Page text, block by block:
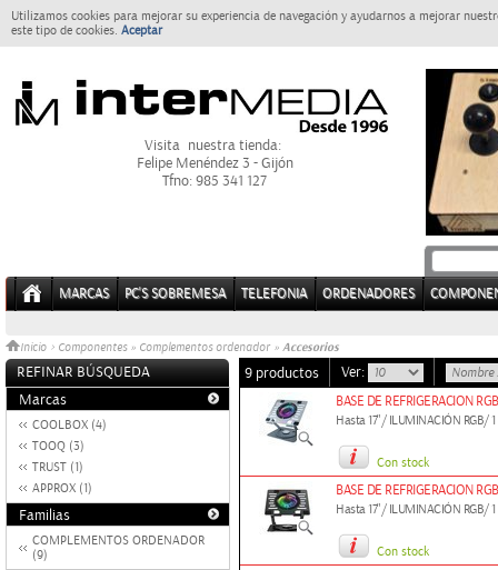
Utilizamos cookies para mejorar su experiencia de navegación y ayudarnos a mejorar
este tipo de cookies. Aceptar
Visita nuestra tienda:
Felipe Menéndez 3 - Gijón
Tfno: 985 341 127
MARCAS PC'S SOBREMESA TELEFONIA ORDENADORES
Inicio > Componentes » Complementos ordenador » Accesorios
REFINAR BÚSQUEDA
Marcas
COOLBOX (4)
TOOQ (3)
TRUST (1)
APPROX (1)
Familias
COMPLEMENTOS ORDENADOR
(9)
9 productos Ver:
BASE DE REFRIGERACION
Hasta 17"/ ILUMINACIÓN RGB/
Con stock
BASE DE REFRIGERACION
Hasta 17"/ ILUMINACIÓN RGB/
Con stock